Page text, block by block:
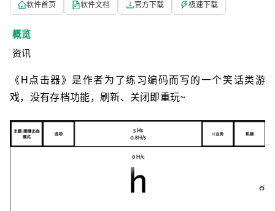
软件首页 软件文档 官方下载 极速下载
概览
资讯
《H点击器》是作者为了练习编码而写的一个笑话类游
戏，没有存档功能，刷新、关闭即重玩~